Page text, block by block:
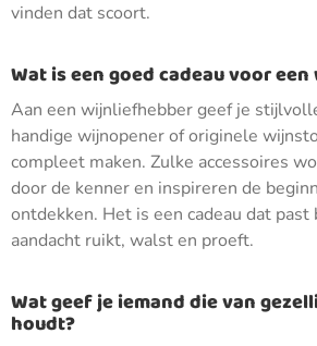
vinden dat scoort.
Wat is een goed cadeau voor
Aan een wijnliefhebber geef je
handige wijnopener of originele
compleet maken. Zulke accessoires
door de kenner en inspireren de
ontdekken. Het is een cadeau dat
aandacht ruikt, walst en proeft.
Wat geef je iemand die van
houdt?